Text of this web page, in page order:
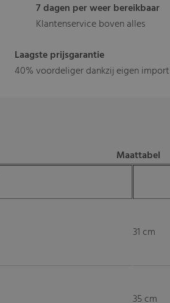
7 dagen per weer bereikbaar
Klantenservice boven alles
Laagste prijsgarantie
40% voordeliger dankzij eigen import
Maattabel
31 cm
35 cm